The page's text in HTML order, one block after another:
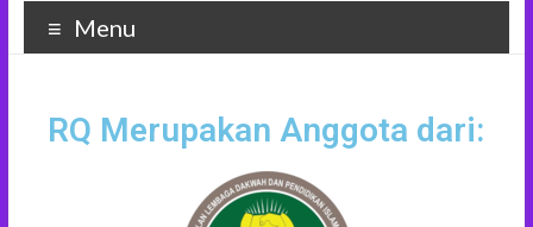
Menu
RQ Merupakan Anggota dari: